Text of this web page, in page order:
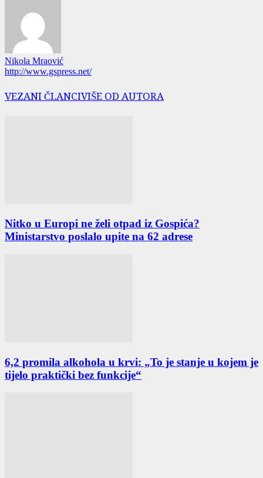
Nikola Mraović
http://www.gspress.net/
VEZANI ČLANCIVIŠE OD AUTORA
Nitko u Europi ne želi otpad iz Gospića?
Ministarstvo poslalo upite na 62 adrese
6,2 promila alkohola u krvi: „To je stanje u kojem je
tijelo praktički bez funkcije“